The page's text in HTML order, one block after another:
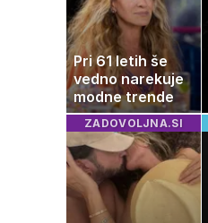
Pri 61 letih še
vedno narekuje
modne trende
ZADOVOLJNA.SI